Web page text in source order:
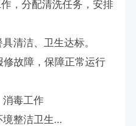
，分配清洗任务，安排
清洁、卫生达标。
故障，保障正常运行
消毒工作
整洁卫生